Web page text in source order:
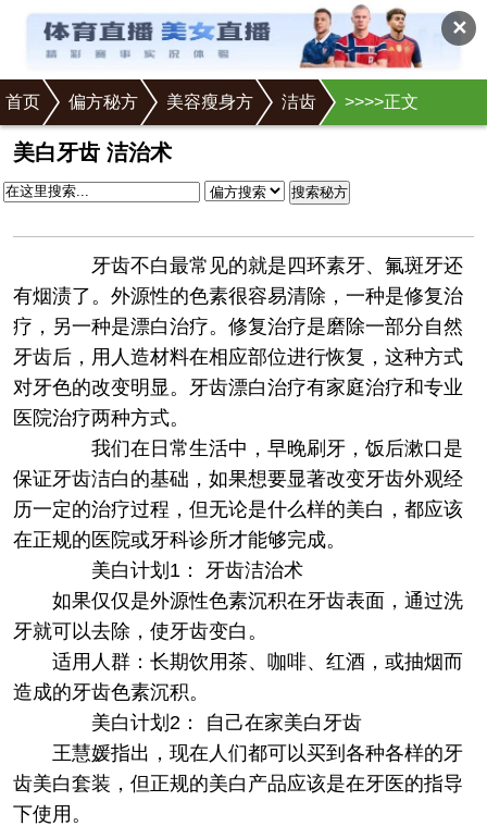
✕
首页 >
偏方秘方 >
美容瘦身方 >
洁齿 >正文
美白牙齿 洁治术
搜索秘方
牙齿不白最常见的就是四环素牙、氟斑牙还
有烟渍了。外源性的色素很容易清除，一种是修复治
疗，另一种是漂白治疗。修复治疗是磨除一部分自然
牙齿后，用人造材料在相应部位进行恢复，这种方式
对牙色的改变明显。牙齿漂白治疗有家庭治疗和专业
医院治疗两种方式。
我们在日常生活中，早晚刷牙，饭后漱口是
保证牙齿洁白的基础，如果想要显著改变牙齿外观经
历一定的治疗过程，但无论是什么样的美白，都应该
在正规的医院或牙科诊所才能够完成。
美白计划1： 牙齿洁治术
如果仅仅是外源性色素沉积在牙齿表面，通过洗
牙就可以去除，使牙齿变白。
适用人群：长期饮用茶、咖啡、红酒，或抽烟而
造成的牙齿色素沉积。
美白计划2： 自己在家美白牙齿
王慧媛指出，现在人们都可以买到各种各样的牙
齿美白套装，但正规的美白产品应该是在牙医的指导
下使用。